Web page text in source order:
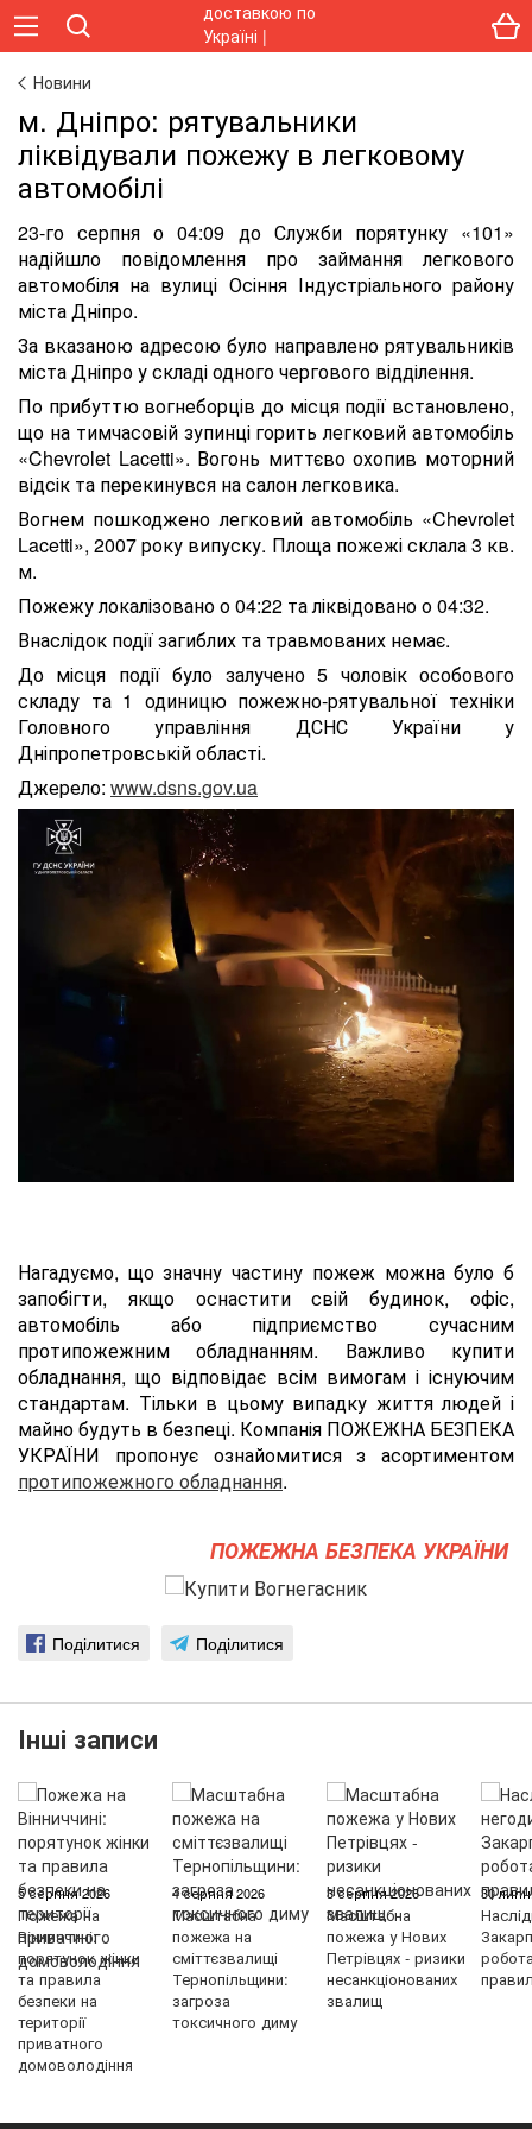
Новини
м. Дніпро: рятувальники
ліквідували пожежу в легковому
автомобілі
23-го серпня о 04:09 до Служби порятунку «101»
надійшло повідомлення про займання легкового
автомобіля на вулиці Осіння Індустріального району
міста Дніпро.
За вказаною адресою було направлено рятувальників
міста Дніпро у складі одного чергового відділення.
По прибуттю вогнеборців до місця події встановлено,
що на тимчасовій зупинці горить легковий автомобіль
«Chevrolet Lacetti». Вогонь миттєво охопив моторний
відсік та перекинувся на салон легковика.
Вогнем пошкоджено легковий автомобіль «Chevrolet
Lacetti», 2007 року випуску. Площа пожежі склала 3 кв.
м.
Пожежу локалізовано о 04:22 та ліквідовано о 04:32.
Внаслідок події загиблих та травмованих немає.
До місця події було залучено 5 чоловік особового
складу та 1 одиницю пожежно-рятувальної техніки
Головного управління ДСНС України у
Дніпропетровській області.
Джерело: www.dsns.gov.ua
Нагадуємо, що значну частину пожеж можна було б
запобігти, якщо оснастити свій будинок, офіс,
автомобіль або підприємство сучасним
протипожежним обладнанням. Важливо купити
обладнання, що відповідає всім вимогам і існуючим
стандартам. Тільки в цьому випадку життя людей і
майно будуть в безпеці. Компанія ПОЖЕЖНА БЕЗПЕКА
УКРАЇНИ пропонує ознайомитися з асортиментом
протипожежного обладнання.
ПОЖЕЖНА БЕЗПЕКА УКРАЇНИ
Поділитися Поділитися
Інші записи
5 серпня 2026
Пожежа на
Вінниччині:
порятунок жінки
та правила
безпеки на
території
приватного
домоволодіння
4 серпня 2026
Масштабна
пожежа на
сміттєзвалищі
Тернопільщини:
загроза
токсичного диму
3 серпня 2026
Масштабна
пожежа у Нових
Петрівцях - ризики
несанкціонованих
звалищ
30